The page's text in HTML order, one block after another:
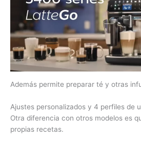
Además permite preparar té y otras
Ajustes personalizados y 4 perfiles de
Otra diferencia con otros modelos es
propias recetas.